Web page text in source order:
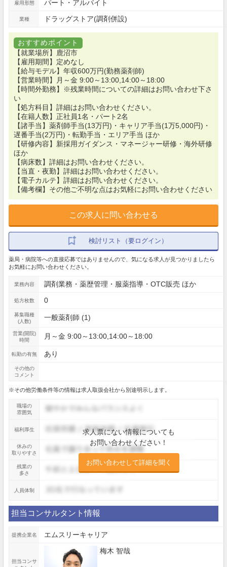
雇用形態 パート・アルバイト
業種 ドラッグストア(調剤併設)
おすすめポイント
【就業場所】鹿沼市
【雇用期間】定めなし
【給与モデル】年収600万円(勤務薬剤師)
【営業時間】月～金 9:00～13:00,14:00～18:00
【時間外勤務】※残業時間についての詳細はお問い合わせ下さ
い
【処方科目】詳細はお問い合わせください。
【在籍人数】正社員1名・パート2名
【諸手当】薬剤師手当(13万円)・キャリア手当(1万5,000円)・
遅番手当(2万円)・転勤手当・エリア手当 ほか
【研修内容】新採用ガイダンス・マネージャー研修・海外研修
ほか
【病床数】詳細はお問い合わせください。
【当直・夜勤】詳細はお問い合わせください。
【電子カルテ】詳細はお問い合わせください。
【備考欄】その他ご不明な点はお気軽にお問い合わせください
この求人に問い合わせる
検討リスト（要ログイン）
薬局・病院等への直接応募ではありませんので、気になる求人が見つかりましたら
お気軽にお問い合わせください。
業務内容 調剤業務・薬歴管理・服薬指導・OTC販売 ほか
処方枚数 0
募集職種
(人数)
一般薬剤師 (1)
営業(開院)
時間
月～金 9:00～13:00,14:00～18:00
転勤の有無 あり
その他の
コメント
※その他労働条件等の情報は求人取扱会社から別途明示します。
職場の
雰囲気
求人票にない情報についても
お問い合わせください！
お問い合わせして詳細を聞く
福利厚生
休みの
取りやすさ
残業の
多さ
人員体制
担当コンサルタント情報
提携企業名 エムスリーキャリア
担当コンサ
梅木 智哉